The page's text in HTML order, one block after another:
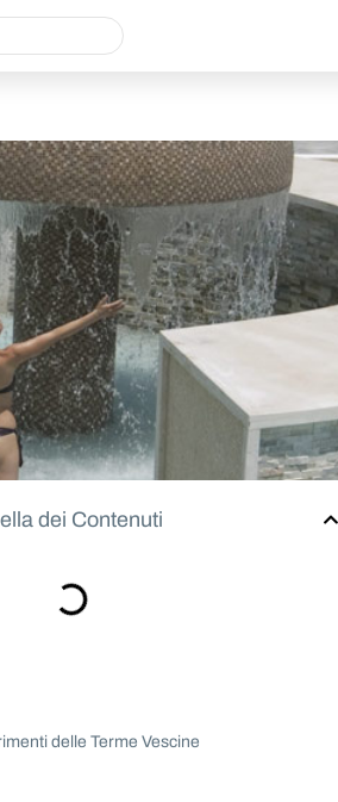
dei Contenuti
delle Terme Vescine